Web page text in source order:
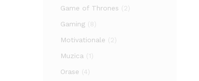
Game of Thrones (2)
Gaming (8)
Motivationale (2)
Muzica (1)
Orase (4)